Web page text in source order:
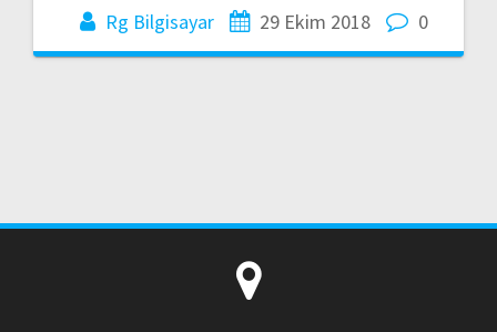
Rg Bilgisayar 29 Ekim 2018 0